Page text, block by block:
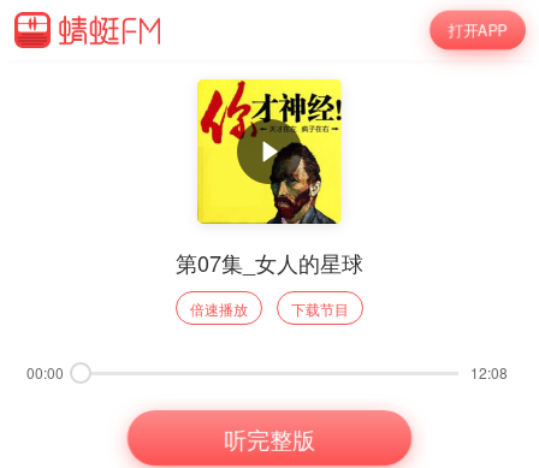
打开APP
第07集_女人的星球
倍速播放 下载节目
00:00 12:08
听完整版